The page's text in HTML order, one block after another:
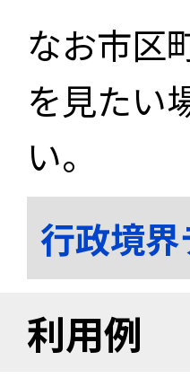
なお市区
を見たい
い。
行政境
利用例